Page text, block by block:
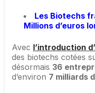
Les Biotechs
Millions d’euros
Avec l’introduction
des biotechs cotées
désormais 36
d’environ 7 milliards